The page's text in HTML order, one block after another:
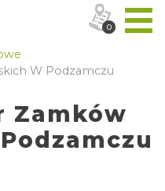
W Podzamczu
Zamków
0